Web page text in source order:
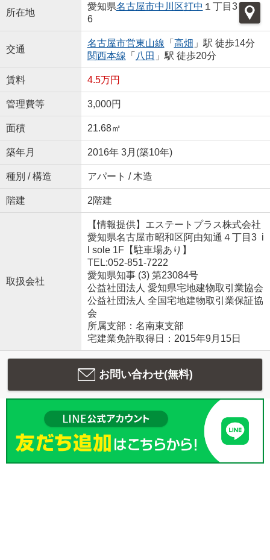
所在地
愛知県名古屋市中川区打中 １丁目3
6
交通
名古屋市営東山線 「 高畑 」駅 徒歩14分
関西本線 「 八田 」駅 徒歩20分
賃料 4.5万円
管理費等 3,000円
面積 21.68㎡
築年月 2016年 3月(築10年)
種別 / 構造 アパート / 木造
階建 2階建
取扱会社
【情報提供】エステートプラス株式会社
愛知県名古屋市昭和区阿由知通４丁目3 i
l sole 1F【駐車場あり】
TEL:052-851-7222
愛知県知事 (3) 第23084号
公益社団法人 愛知県宅地建物取引業協会
公益社団法人 全国宅地建物取引業保証協
会
所属支部：名南東支部
宅建業免許取得日：2015年9月15日
お問い合わせ(無料)